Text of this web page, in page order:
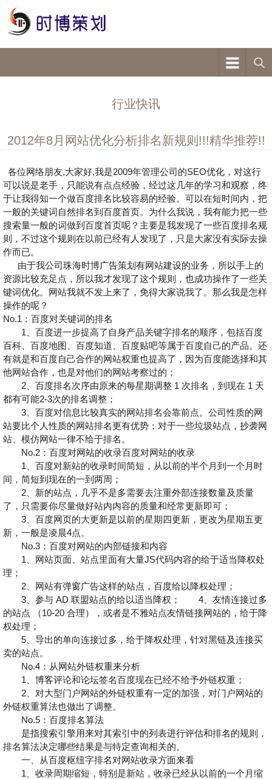
行业快讯
2012年8月网站优化分析排名新规则!!!精华推荐!!
各位网络朋友,大家好,我是2009年管理公司的SEO优化，对这行
可以说是老手，只能说有点点经验，经过这几年的学习和观察，终
于让我得知一个做百度排名比较容易的经验。可以在短时间内，把
一般的关键词自然排名到百度首页。为什么我说，我有能力把一些
搜索量一般的词做到百度首页呢？主要是我发现了一些百度排名规
则，不过这个规则在以前已经有人发现了，只是大家没有实际去操
作而已。
由于我公司珠海时博广告策划有网站建设的业务，所以手上的
资源比较充足点，所以我才发现了这个规则，也成功操作了一些关
键词优化。网站我就不发上来了，免得大家说我了。那么我是怎样
操作的呢？
No.1：百度对关键词的排名
1、百度进一步提高了自身产品关键字排名的顺序，包括百度
百科、百度地图、百度知道、百度贴吧等属于百度自己的产品。还
有就是和百度自己合作的网站权重也提高了，因为百度能选择和其
他网站合作，也是对他们的网站考察过的；
2、百度排名次序由原来的每星期调整 1 次排名，到现在 1 天
都有可能2-3次的排名调整；
3、百度对信息比较真实的网站排名会靠前点。公司性质的网
站要比个人性质的网站排名更有优势；对于一些垃圾站点，抄袭网
站、模仿网站一律不给于排名。
No.2：百度对网站的收录百度对网站的收录
1、百度对新站的收录时间简短，从以前的半个月到一个月时
间，简短到现在的一到两周；
2、新的站点，几乎不是多需要去注重外部连接数量及质量
了，只需要你尽量做好站内内容的质量和经常更新即可；
3、百度网页的大更新是以前的星期四更新，更改为星期五更
新，一般是凌晨4点。
No.3：百度对网站的内部链接和内容
1、网站页面、站点里面有大量JS代码内容的给于适当降权处
理；
2、网站有弹窗广告这样的站点，百度给以降权处理；
3、参与 AD 联盟站点的给以适当降权； 4、友情连接过多
的站点 （10-20 合理），或者是不雅站点友情链接网站的，给于降
权处理；
5、导出的单向连接过多，给于降权处理，针对黑链及连接买
卖的站点。
No.4：从网站外链权重来分析
1、博客评论和论坛签名百度现在已经不给予外链权重；
2、对大型门户网站的外链权重有一定的加强，对门户网站的
外链权重算法也做出了调整。
No.5：百度排名算法
是指搜索引擎用来对其索引中的列表进行评估和排名的规则，
排名算法决定哪些结果是与特定查询相关的。
一、从百度枢纽字排名对网站收录方面来看
1、收录周期缩短，特别是新站，收录已经从以前的一个月缩